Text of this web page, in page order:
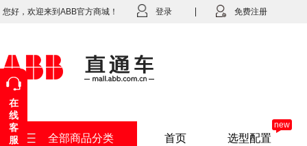
您好，欢迎来到ABB官方商城！ 登录 免费注册
全部商品分类 首页 选型配置
new
在
线
客
服